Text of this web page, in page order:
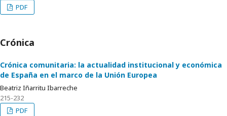
PDF
Crónica
Crónica comunitaria: la actualidad institucional y económica
de España en el marco de la Unión Europea
Beatriz Iñarritu Ibarreche
215-232
PDF